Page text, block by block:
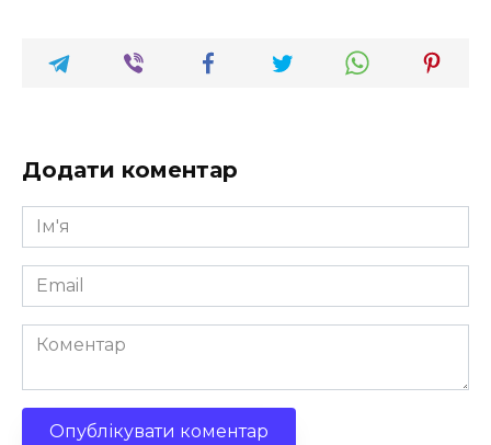
Додати коментар
Ім'я
*
Email
*
Коментар